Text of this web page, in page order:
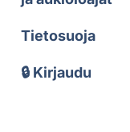
Tietosuoja
🔒 Kirjaudu